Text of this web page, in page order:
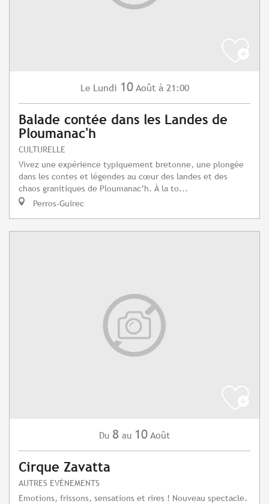
Le Lundi 10 Août à 21:00
Balade contée dans les Landes de
Ploumanac'h
CULTURELLE
Vivez une expérience typiquement bretonne, une plongée
dans les contes et légendes au cœur des landes et des
chaos granitiques de Ploumanac’h. À la to...
Perros-Guirec
Du 8 au 10 Août
Cirque Zavatta
AUTRES EVÈNEMENTS
Emotions, frissons, sensations et rires ! Nouveau spectacle.